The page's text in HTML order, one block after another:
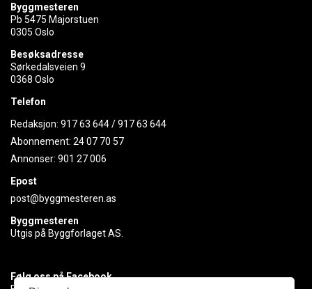
Byggmesteren
Pb 5475 Majorstuen
0305 Oslo
Besøksadresse
Sørkedalsveien 9
0368 Oslo
Telefon
Redaksjon: 917 63 644/917 63 644
Abonnement: 24 07 70 57
Annonser: 901 27 006
Epost
post@byggmesteren.as
Byggmesteren
Utgis på Byggforlaget AS.
Følg oss på Facebook